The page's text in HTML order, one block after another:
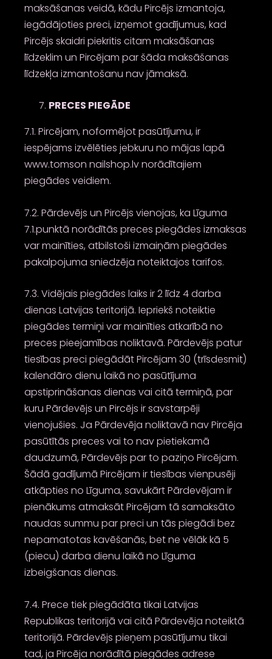
maksāšanas veidā, kādu Pircējs izmantoja,
iegādājoties preci, izņemot gadījumus, kad
Pircējs skaidri piekritis citam maksāšanas
līdzeklim un Pircējam par šāda maksāšanas
līdzekļa izmantošanu nav jāmaksā.
PRECES PIEGĀDE
7.1. Pircējam, noformējot pasūtījumu, ir
iespējams izvēlēties jebkuru no mājas lapā
www.tomson nailshop.lv norādītajiem
piegādes veidiem.
7.2. Pārdevējs un Pircējs vienojas, ka Līguma
7.1.punktā norādītās preces piegādes izmaksas
var mainīties, atbilstoši izmaiņām piegādes
pakalpojuma sniedzēja noteiktajos tarifos.
7.3. Vidējais piegādes laiks ir 2 līdz 4 darba
dienas Latvijas teritorijā. Iepriekš noteiktie
piegādes termiņi var mainīties atkarībā no
preces pieejamības noliktavā. Pārdevējs patur
tiesības preci piegādāt Pircējam 30 (trīsdesmit)
kalendāro dienu laikā no pasūtījuma
apstiprināšanas dienas vai citā termiņā, par
kuru Pārdevējs un Pircējs ir savstarpēji
vienojušies. Ja Pārdevēja noliktavā nav Pircēja
pasūtītās preces vai to nav pietiekamā
daudzumā, Pārdevējs par to paziņo Pircējam.
Šādā gadījumā Pircējam ir tiesības vienpusēji
atkāpties no Līguma, savukārt Pārdevējam ir
pienākums atmaksāt Pircējam tā samaksāto
naudas summu par preci un tās piegādi bez
nepamatotas kavēšanās, bet ne vēlāk kā 5
(piecu) darba dienu laikā no Līguma
izbeigšanas dienas.
7.4. Prece tiek piegādāta tikai Latvijas
Republikas teritorijā vai citā Pārdevēja noteiktā
teritorijā. Pārdevējs pieņem pasūtījumu tikai
tad, ja Pircēja norādītā piegādes adrese